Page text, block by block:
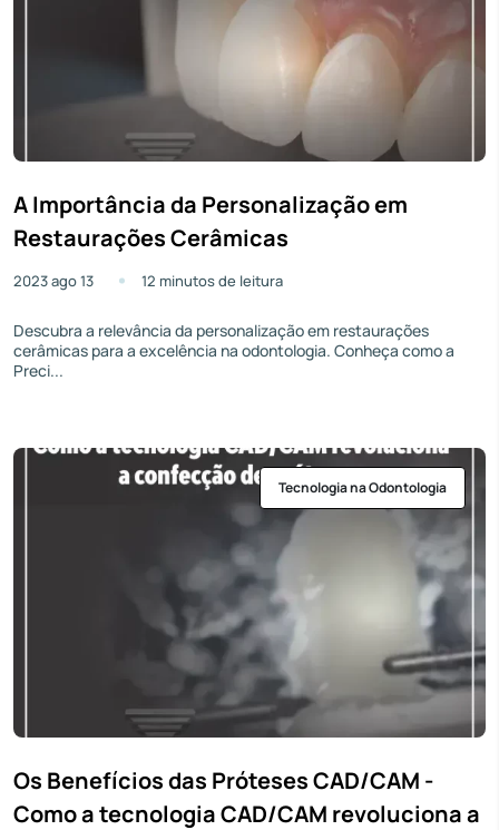
A Importância da Personalização em
Restaurações Cerâmicas
2023 ago 13 12 minutos de leitura
Descubra a relevância da personalização em restaurações
cerâmicas para a excelência na odontologia. Conheça como a
Preci...
Tecnologia na Odontologia
Os Benefícios das Próteses CAD/CAM -
Como a tecnologia CAD/CAM revoluciona a